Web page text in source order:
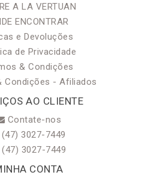
A LA VERTUAN
ENCONTRAR
e Devoluções
de Privacidade
& Condições
Condições - Afiliados
AO CLIENTE
Contate-nos
(47) 3027-7449
(47) 3027-7449
CONTA